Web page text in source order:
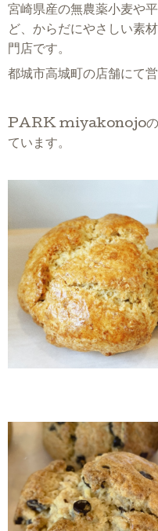
宮崎県産の無農薬小麦や
ど、からだにやさしい素
門店です。
都城市高城町の店舗にて
PARK miyakonojoのス
ています。